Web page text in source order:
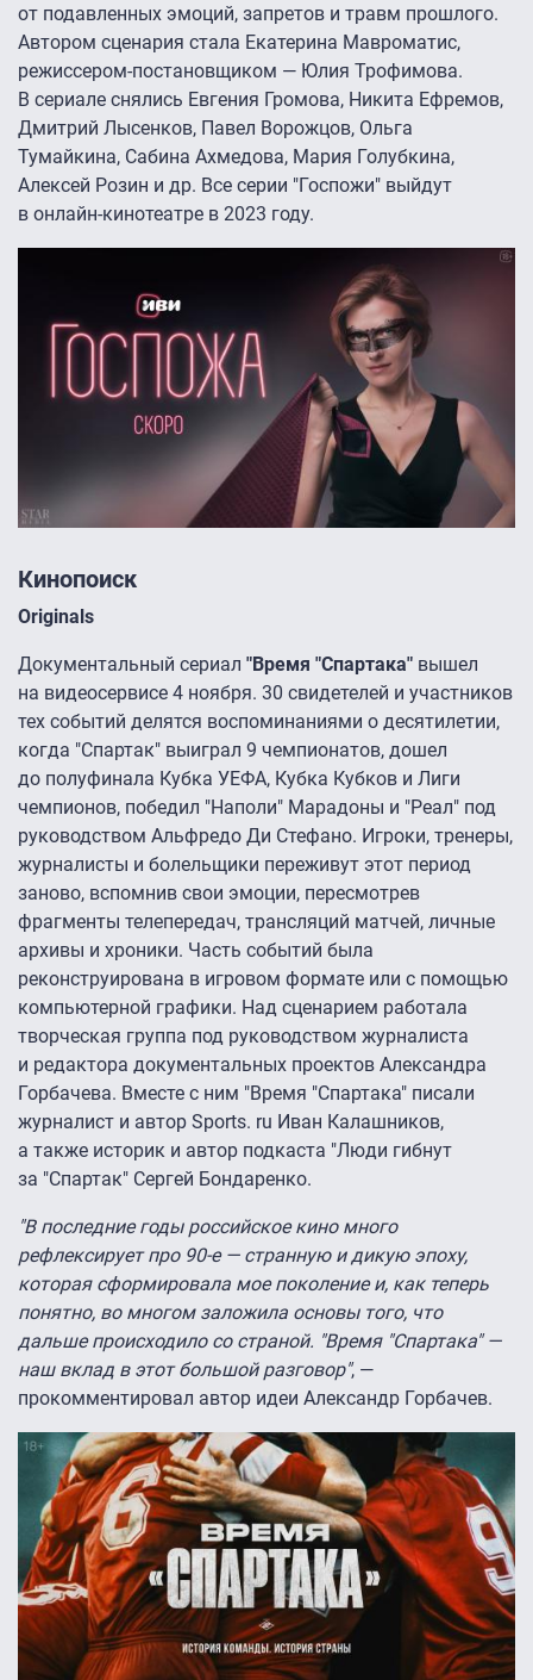
от подавленных эмоций, запретов и травм прошлого.
Автором сценария стала Екатерина Мавроматис,
режиссером-постановщиком — Юлия Трофимова.
В сериале снялись Евгения Громова, Никита Ефремов,
Дмитрий Лысенков, Павел Ворожцов, Ольга
Тумайкина, Сабина Ахмедова, Мария Голубкина,
Алексей Розин и др. Все серии "Госпожи" выйдут
в онлайн-кинотеатре в 2023 году.
Кинопоиск
Originals
Документальный сериал "Время "Спартака" вышел
на видеосервисе 4 ноября. 30 свидетелей и участников
тех событий делятся воспоминаниями о десятилетии,
когда "Спартак" выиграл 9 чемпионатов, дошел
до полуфинала Кубка УЕФА, Кубка Кубков и Лиги
чемпионов, победил "Наполи" Марадоны и "Реал" под
руководством Альфредо Ди Стефано. Игроки, тренеры,
журналисты и болельщики переживут этот период
заново, вспомнив свои эмоции, пересмотрев
фрагменты телепередач, трансляций матчей, личные
архивы и хроники. Часть событий была
реконструирована в игровом формате или с помощью
компьютерной графики. Над сценарием работала
творческая группа под руководством журналиста
и редактора документальных проектов Александра
Горбачева. Вместе с ним "Время "Спартака" писали
журналист и автор Sports. ru Иван Калашников,
а также историк и автор подкаста "Люди гибнут
за "Спартак" Сергей Бондаренко.
"В последние годы российское кино много
рефлексирует про 90-е — странную и дикую эпоху,
которая сформировала мое поколение и, как теперь
понятно, во многом заложила основы того, что
дальше происходило со страной. "Время "Спартака" —
наш вклад в этот большой разговор", —
прокомментировал автор идеи Александр Горбачев.